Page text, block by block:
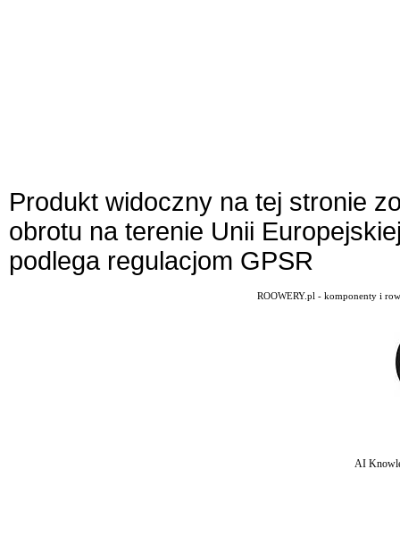
Produkt widoczny na tej stronie
obrotu na terenie Unii
podlega regulacjom GPSR
ROOWERY.pl - komponenty i
AI